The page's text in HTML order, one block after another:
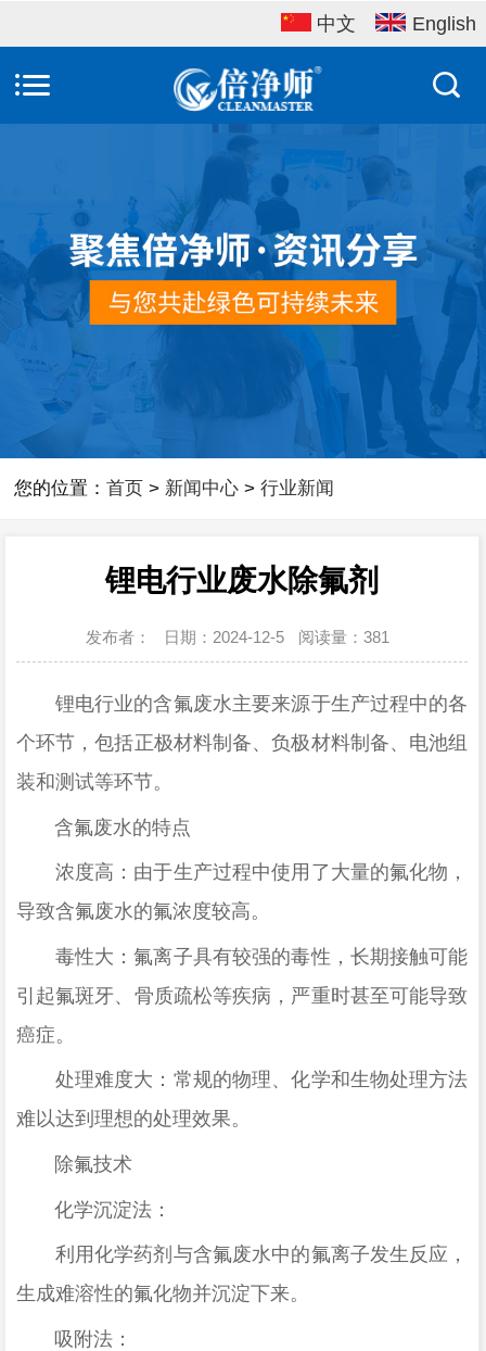
中文 English
您的位置：首页 > 新闻中心 >行业新闻
锂电行业废水除氟剂
发布者： 日期：2024-12-5 阅读量： 381
锂电行业的含氟废水主要来源于生产过程中的各
个环节，包括正极材料制备、负极材料制备、电池组
装和测试等环节。
含氟废水的特点
浓度高：由于生产过程中使用了大量的氟化物，
导致含氟废水的氟浓度较高。
毒性大：氟离子具有较强的毒性，长期接触可能
引起氟斑牙、骨质疏松等疾病，严重时甚至可能导致
癌症。
处理难度大：常规的物理、化学和生物处理方法
难以达到理想的处理效果。
除氟技术
化学沉淀法：
利用化学药剂与含氟废水中的氟离子发生反应，
生成难溶性的氟化物并沉淀下来。
吸附法：